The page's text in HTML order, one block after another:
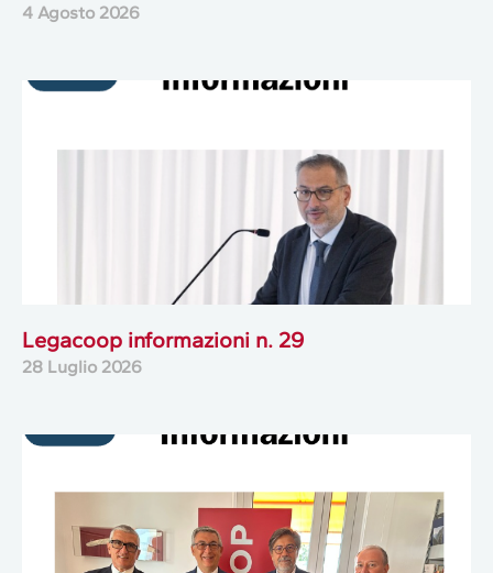
4 Agosto 2026
Legacoop informazioni n. 29
28 Luglio 2026